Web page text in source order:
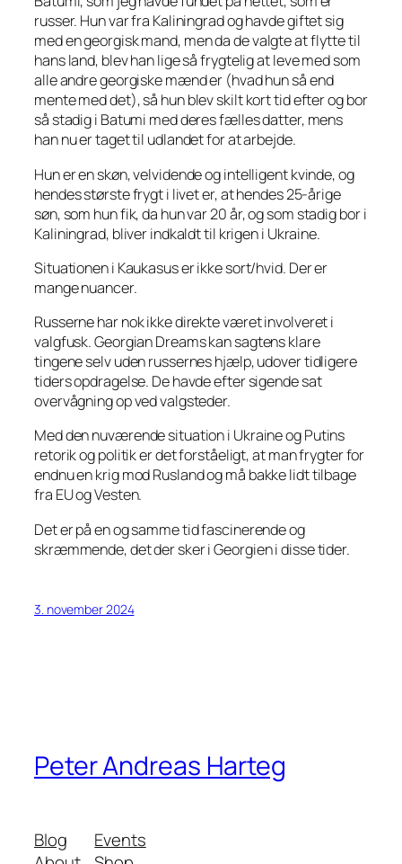
russer. Hun var fra Kaliningrad og havde giftet sig
med en georgisk mand, men da de valgte at flytte til
hans land, blev han lige så frygtelig at leve med som
alle andre georgiske mænd er (hvad hun så end
mente med det), så hun blev skilt kort tid efter og bor
så stadig i Batumi med deres fælles datter, mens
han nu er taget til udlandet for at arbejde.
Hun er en skøn, velvidende og intelligent kvinde, og
hendes største frygt i livet er, at hendes 25-årige
søn, som hun fik, da hun var 20 år, og som stadig bor i
Kaliningrad, bliver indkaldt til krigen i Ukraine.
Situationen i Kaukasus er ikke sort/hvid. Der er
mange nuancer.
Russerne har nok ikke direkte været involveret i
valgfusk. Georgian Dreams kan sagtens klare
tingene selv uden russernes hjælp, udover tidligere
tiders opdragelse. De havde efter sigende sat
overvågning op ved valgsteder.
Med den nuværende situation i Ukraine og Putins
retorik og politik er det forståeligt, at man frygter for
endnu en krig mod Rusland og må bakke lidt tilbage
fra EU og Vesten.
Det er på en og samme tid fascinerende og
skræmmende, det der sker i Georgien i disse tider.
3. november 2024
Peter Andreas Harteg
Blog
Events